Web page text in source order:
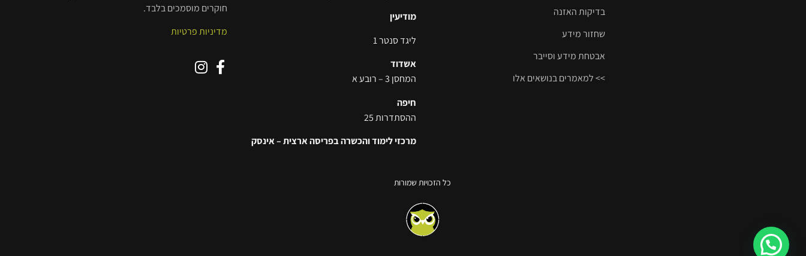
בדיקות האזנה
שחזור מידע
אבטחת מידע וסייבר
>> למאמרים בנושאים אלו
מודיעין
ליגד סנטר 1
אשדוד
המחסן 3 – רובע א
חיפה
ההסתדרות 25
מרכזי לימוד והכשרה בפריסה ארצית – אינסק
חוקרים מוסמכים בלבד.
מדיניות פרטיות
כל הזכויות שמורות